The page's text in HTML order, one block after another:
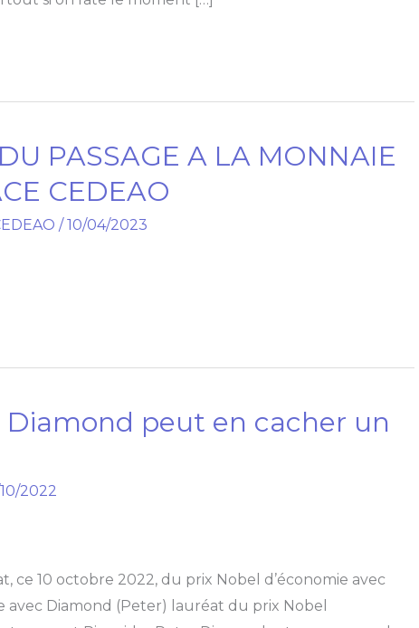
PASSAGE A LA MONNAIE
CEDEAO
/10/04/2023
Diamond peut en cacher un
2022
ce 10 octobre 2022, du prix Nobel d’économie avec
avec Diamond (Peter) lauréat du prix Nobel